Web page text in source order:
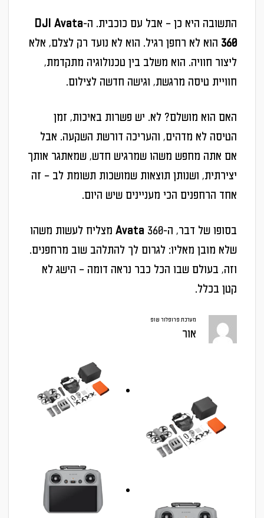
התשובה היא כן – אבל עם כוכבית. ה-DJI Avata
360 הוא לא רחפן רגיל. הוא לא נועד רק לצלם, אלא
ליצור חוויה. הוא משלב בין טכנולוגיה מתקדמת,
חוויית טיסה מרגשת, וגישה חדשה לצילום.
האם הוא מושלם? לא. יש פשרות באיכות, זמן
הטיסה לא מדהים, והעריכה דורשת השקעה. אבל
אם אתה מחפש משהו שמרגיש חדש, שמאתגר אותך
יצירתית, ושנותן תוצאות שמושכות תשומת לב – זה
אחד הרחפנים הכי מעניינים שיש היום.
בסופו של דבר, ה-Avata 360 מצליח לעשות משהו
שלא מובן מאליו: לגרום לך להתלהב שוב מרחפנים.
וזה, בעולם שבו הכל כבר נראה דומה – הישג לא
קטן בכלל.
מערכת פרופלור שופ
אור